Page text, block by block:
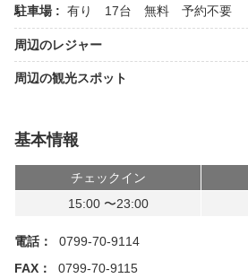
駐車場 : 有り 17台 無料 予約不要
周辺のレジャー
周辺の観光スポット
基本情報
チェックイン
15:00 〜23:00
電話：
0799-70-9114
FAX：
0799-70-9115